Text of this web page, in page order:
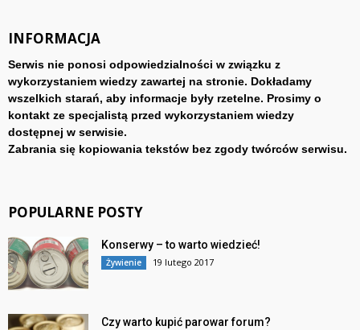
INFORMACJA
Serwis nie ponosi odpowiedzialności w związku z
wykorzystaniem wiedzy zawartej na stronie. Dokładamy
wszelkich starań, aby informacje były rzetelne. Prosimy o
kontakt ze specjalistą przed wykorzystaniem wiedzy
dostępnej w serwisie.
Zabrania się kopiowania tekstów bez zgody twórców serwisu.
POPULARNE POSTY
Konserwy – to warto wiedzieć!
Żywienie 19 lutego 2017
Czy warto kupić parowar forum?